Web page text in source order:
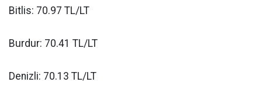
Bitlis: 70.97 TL/LT
Burdur: 70.41 TL/LT
Denizli: 70.13 TL/LT